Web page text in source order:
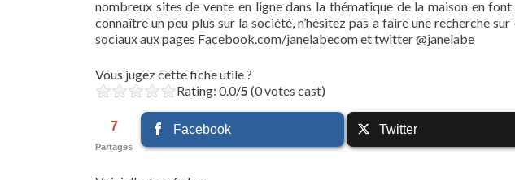
nombreux sites de vente en ligne dans la thématique de la maison en
connaître un peu plus sur la société, n’hésitez pas a faire une recherche
sociaux aux pages Facebook.com/janelabecom et twitter @janelabe
Vous jugez cette fiche utile ?
Rating: 0.0/5 (0 votes cast)
7
Partages
Facebook Twitter